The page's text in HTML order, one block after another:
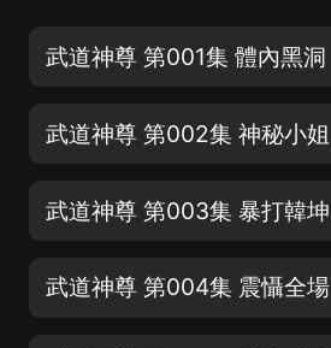
武道神尊 第004集 震懾全場